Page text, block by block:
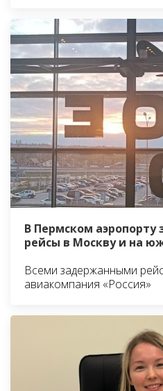
В Пермском
рейсы в Москву и на
Всеми задержанными
авиакомпания «Россия»